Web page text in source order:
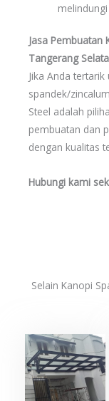
Jasa Pembuatan
Tangerang
Jika Anda
spandek/
Steel adalah
pembuatan dan
dengan kualitas
Hubungi kami
Selain Kanopi